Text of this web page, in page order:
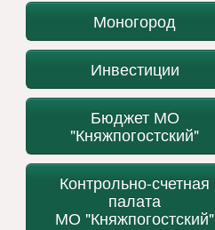
Моногород
Инвестиции
Бюджет МО
"Княжпогостский"
Контрольно-счетная
палата
МО "Княжпогостский"